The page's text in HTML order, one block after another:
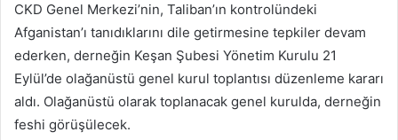
CKD Genel Merkezi’nin, Taliban’ın kontrolündeki
Afganistan’ı tanıdıklarını dile getirmesine tepkiler devam
ederken, derneğin Keşan Şubesi Yönetim Kurulu 21
Eylül’de olağanüstü genel kurul toplantısı düzenleme kararı
aldı. Olağanüstü olarak toplanacak genel kurulda, derneğin
feshi görüşülecek.